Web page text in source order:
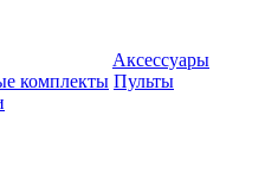
Аксессуары
комплекты Пульты